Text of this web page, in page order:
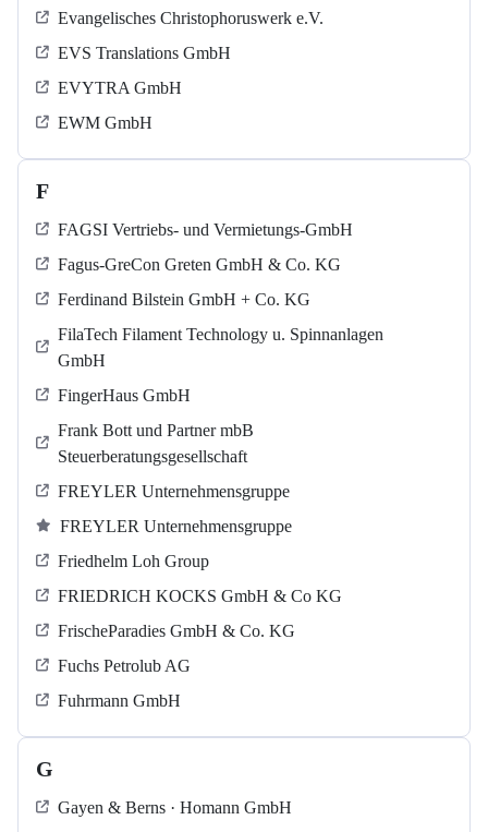
Evangelisches Christophoruswerk e.V.
EVS Translations GmbH
EVYTRA GmbH
EWM GmbH
F
FAGSI Vertriebs- und Vermietungs-GmbH
Fagus-GreCon Greten GmbH & Co. KG
Ferdinand Bilstein GmbH + Co. KG
FilaTech Filament Technology u. Spinnanlagen
GmbH
FingerHaus GmbH
Frank Bott und Partner mbB
Steuerberatungsgesellschaft
FREYLER Unternehmensgruppe
FREYLER Unternehmensgruppe
Friedhelm Loh Group
FRIEDRICH KOCKS GmbH & Co KG
FrischeParadies GmbH & Co. KG
Fuchs Petrolub AG
Fuhrmann GmbH
G
Gayen & Berns · Homann GmbH